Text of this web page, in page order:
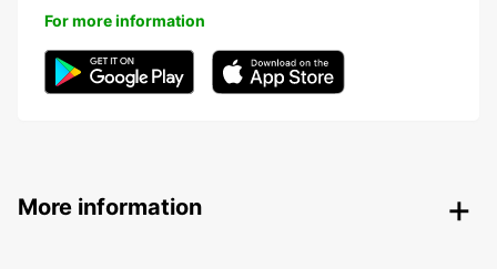
For more information
More information